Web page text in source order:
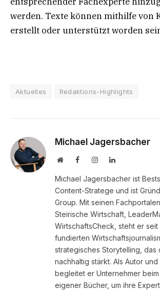
werden. Texte können mithilfe von
erstellt oder unterstützt worden
Aktuelles Redaktions-Highlights
Michael Jagersbacher
WebsiteFacebookInstagramLinkedIn
Michael Jagersbacher ist
Content-Stratege und ist
Group. Mit seinen
Steirische Wirtschaft,
WirtschaftsCheck, steht er
fundierten
strategisches Storytelling, das
nachhaltig stärkt. Als Autor
begleitet er Unternehmer
eigener Bücher, um ihre